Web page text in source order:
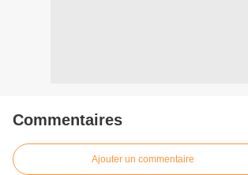
Commentaires
Ajouter un commentaire